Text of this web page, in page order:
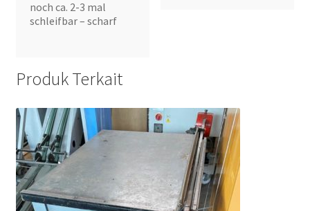
noch ca. 2-3 mal
schleifbar – scharf
Produk Terkait